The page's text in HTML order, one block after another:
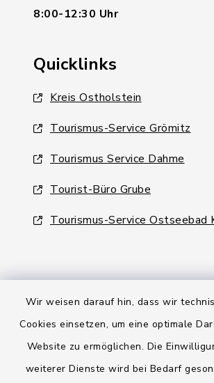
Wir weisen darauf hin, dass wir
Cookies einsetzen, um eine optimale
Website zu ermöglichen. Die
weiterer Dienste wird bei Bedarf
8:00-12:30 Uhr
Quicklinks
Kreis Ostholstein
Tourismus-Service Grömitz
Tourismus Service Dahme
Tourist-Büro Grube
Tourismus-Service Ostseebad
Kontakt